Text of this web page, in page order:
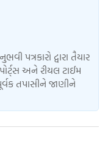
પત્રકારો દ્વારા તૈયાર
અને રીયલ ટાઈમ
તપાસીને જાણીને